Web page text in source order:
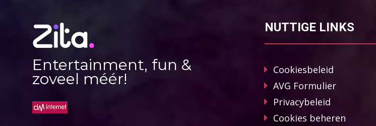
Entertainment, fun &
zoveel méér!
NUTTIGE LINKS
Cookiesbeleid
AVG Formulier
Privacybeleid
Cookies beheren